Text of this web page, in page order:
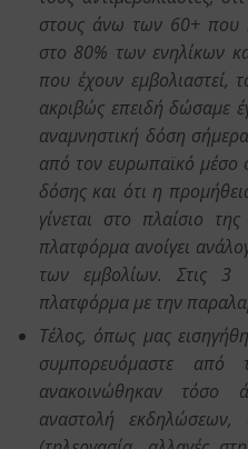
στους άνω των 60+ που
στο 80% των ενηλίκων
που έχουν εμβολιαστεί,
ακριβώς επειδή δώσαμε
αναμνηστική δόση
από τον ευρωπαϊκό μέσο
δόσης και ότι η
γίνεται στο πλαίσιο
πλατφόρμα ανοίγει
των εμβολίων. Στις 3
πλατφόρμα με την
Τέλος, όπως μας
συμπορευόμαστε από
ανακοινώθηκαν τόσο
αναστολή